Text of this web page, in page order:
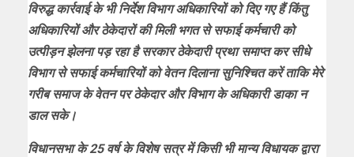
विरुद्ध कार्रवाई के भी निर्देश विभाग अधिकारियों को दिए गए हैं किंतु
अधिकारियों और ठेकेदारों की मिली भगत से सफाई कर्मचारी को
उत्पीड़न झेलना पड़ रहा है सरकार ठेकेदारी प्रथा समाप्त कर सीधे
विभाग से सफाई कर्मचारियों को वेतन दिलाना सुनिश्चित करें ताकि मेरे
गरीब समाज के वेतन पर ठेकेदार और विभाग के अधिकारी डाका न
डाल सके।
विधानसभा के 25 वर्ष के विशेष सत्र में किसी भी मान्य विधायक द्वारा